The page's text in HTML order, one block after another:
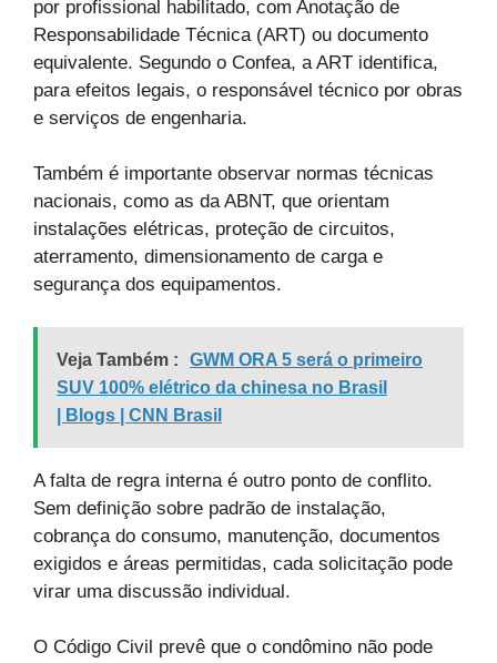
por profissional habilitado, com Anotação de
Responsabilidade Técnica (ART) ou documento
equivalente. Segundo o Confea, a ART identifica,
para efeitos legais, o responsável técnico por obras
e serviços de engenharia.
Também é importante observar normas técnicas
nacionais, como as da ABNT, que orientam
instalações elétricas, proteção de circuitos,
aterramento, dimensionamento de carga e
segurança dos equipamentos.
Veja Também :
GWM ORA 5 será o primeiro
SUV 100% elétrico da chinesa no Brasil
| Blogs | CNN Brasil
A falta de regra interna é outro ponto de conflito.
Sem definição sobre padrão de instalação,
cobrança do consumo, manutenção, documentos
exigidos e áreas permitidas, cada solicitação pode
virar uma discussão individual.
O Código Civil prevê que o condômino não pode